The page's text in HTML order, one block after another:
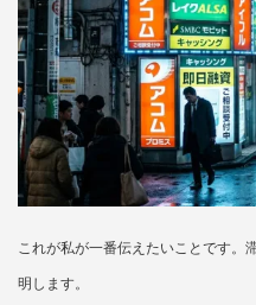
これが私が一番伝えたいことです。
明します。